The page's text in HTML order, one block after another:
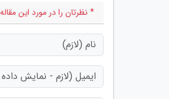
* نظرتان را در مورد این